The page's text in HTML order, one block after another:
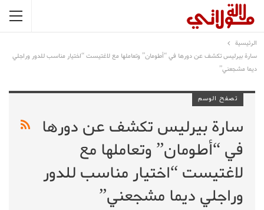
الرئيسية
سارة بيرليس تكشف عن دورها في “أطومان” وتعاملها مع لاغتيست “اختيار مناسب للدور وراجلي
ديما مشجعني”
تصفح الوسم
سارة بيرليس تكشف عن دورها
في “أطومان” وتعاملها مع
لاغتيست “اختيار مناسب للدور
وراجلي ديما مشجعني”